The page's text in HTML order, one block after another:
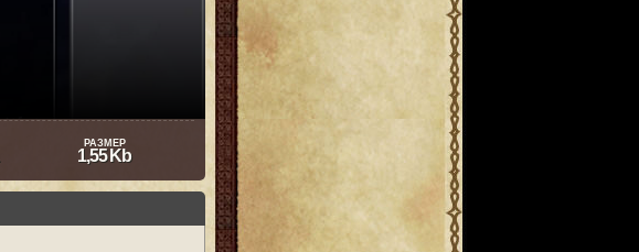
РАЗМЕР
1,55 Kb